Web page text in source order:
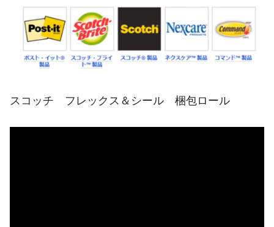
スコッチ フレックス＆シール 梱包ロール